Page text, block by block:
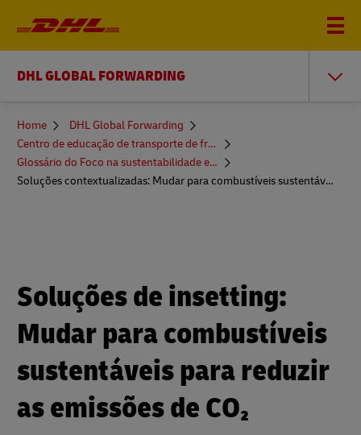
DHL GLOBAL FORWARDING
You
here
Home
DHL Global Forwarding
Centro de educação de transporte de frete
Glossário do Foco na sustentabilidade e mais
Soluções contextualizadas: Mudar para combustíveis sustentáveis
Soluções de insetting:
Mudar para combustíveis
sustentáveis para reduzir
as emissões de CO₂